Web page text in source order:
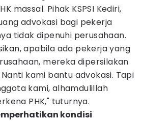
massal. Pihak KSPSI Kediri,
advokasi bagi pekerja
tidak dipenuhi perusahaan.
apabila ada pekerja yang
mereka dipersilakan
kami bantu advokasi. Tapi
kami, alhamdulillah
PHK," tuturnya.
kondisi